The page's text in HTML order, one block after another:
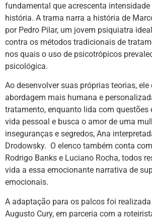
fundamental que acrescenta
história. A trama narra a história de
por Pedro Pilar, um jovem psiquiatra
contra os métodos tradicionais de
nos quais o uso de psicotrópicos
psicológica.
Ao desenvolver suas próprias teorias, ele
abordagem mais humana e
tratamento, enquanto lida com questões
vida pessoal e busca o amor de uma
inseguranças e segredos, Ana
Drodowsky. O elenco também conta
Rodrigo Banks e Luciano Rocha, todos
vida a essa emocionante narrativa de
emocionais.
A adaptação para os palcos foi
Augusto Cury, em parceria com a